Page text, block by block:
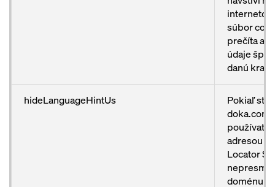
súbor
prečíta a
údaje
danú
hideLanguageHintUs
Pokiaľ
doka.com
používateľ
adresou z
Locator
doménu